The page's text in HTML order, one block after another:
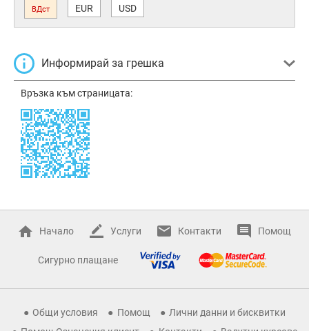
ВДст EUR USD
Информирай за грешка
Връзка към страницата:
Начало Услуги Контакти Помощ
Сигурно плащане
Общи условия Помощ
Лични данни и бисквитки